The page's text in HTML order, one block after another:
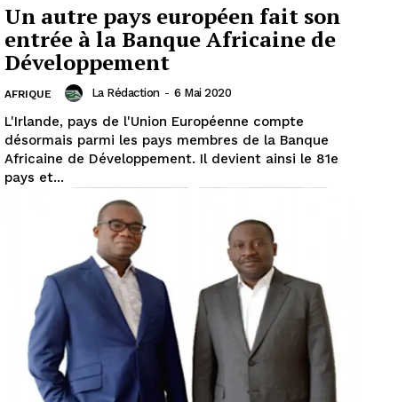
Un autre pays européen fait son
entrée à la Banque Africaine de
Développement
AFRIQUE La Rédaction - 6 Mai 2020
L'Irlande, pays de l'Union Européenne compte
désormais parmi les pays membres de la Banque
Africaine de Développement. Il devient ainsi le 81e
pays et...